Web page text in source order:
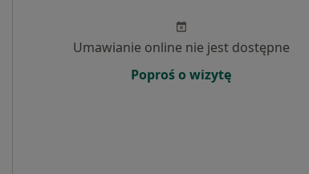
Umawianie online nie jest dostępne
Poproś o wizytę